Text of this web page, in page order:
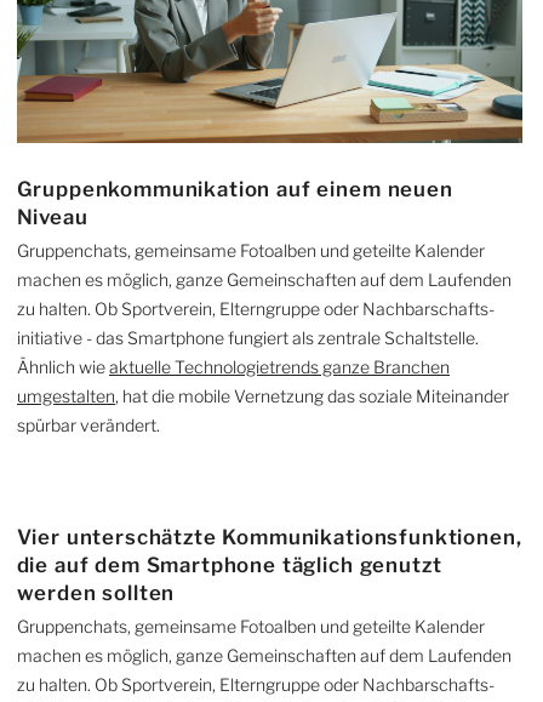
Gruppen­kommunikation auf einem neuen
Niveau
Gruppenchats, gemeinsame Fotoalben und geteilte Kalender
machen es möglich, ganze Gemein­schaften auf dem Laufenden
zu halten. Ob Sportverein, Eltern­gruppe oder Nach­bar­schafts­
initiative - das Smartphone fungiert als zentrale Schaltstelle.
Ähnlich wieaktuelle Technologie­trends ganze Branchen
umgestalten, hat die mobile Vernetzung das soziale Miteinander
spürbar verändert.
Vier unterschätzte Kommuni­kations­funktionen,
die auf dem Smart­phone täglich genutzt
werden sollten
Gruppenchats, gemeinsame Fotoalben und geteilte Kalender
machen es möglich, ganze Gemein­schaften auf dem Laufenden
zu halten. Ob Sportverein, Eltern­gruppe oder Nach­barschafts­